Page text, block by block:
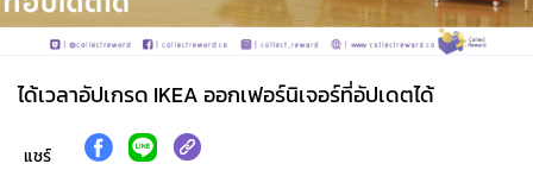
ได้เวลาอัปเกรด IKEA ออกเฟอร์นิเจอร์ที่อัปเดตได้
แชร์